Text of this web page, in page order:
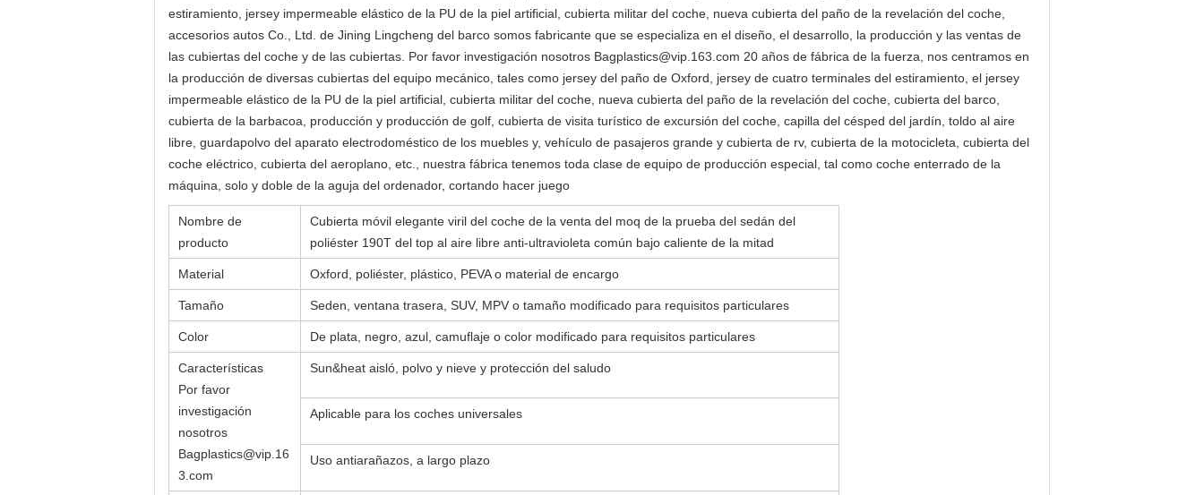
estiramiento, jersey impermeable elástico de la PU de la piel artificial, cubierta militar del coche, nueva cubierta del paño de la revelación del coche,
accesorios autos Co., Ltd. de Jining Lingcheng del barco somos fabricante que se especializa en el diseño, el desarrollo, la producción y las ventas de
las cubiertas del coche y de las cubiertas. Por favor investigación nosotros Bagplastics@vip.163.com 20 años de fábrica de la fuerza, nos centramos en
la producción de diversas cubiertas del equipo mecánico, tales como jersey del paño de Oxford, jersey de cuatro terminales del estiramiento, el jersey
impermeable elástico de la PU de la piel artificial, cubierta militar del coche, nueva cubierta del paño de la revelación del coche, cubierta del barco,
cubierta de la barbacoa, producción y producción de golf, cubierta de visita turístico de excursión del coche, capilla del césped del jardín, toldo al aire
libre, guardapolvo del aparato electrodoméstico de los muebles y, vehículo de pasajeros grande y cubierta de rv, cubierta de la motocicleta, cubierta del
coche eléctrico, cubierta del aeroplano, etc., nuestra fábrica tenemos toda clase de equipo de producción especial, tal como coche enterrado de la
máquina, solo y doble de la aguja del ordenador, cortando hacer juego
Nombre de
producto
Cubierta móvil elegante viril del coche de la venta del moq de la prueba del sedán del
poliéster 190T del top al aire libre anti-ultravioleta común bajo caliente de la mitad
Material Oxford, poliéster, plástico, PEVA o material de encargo
Tamaño Seden, ventana trasera, SUV, MPV o tamaño modificado para requisitos particulares
Color De plata, negro, azul, camuflaje o color modificado para requisitos particulares
Características
Por favor
investigación
nosotros
Bagplastics@vip.16
3.com
Sun&heat aisló, polvo y nieve y protección del saludo
Aplicable para los coches universales
Uso antiarañazos, a largo plazo